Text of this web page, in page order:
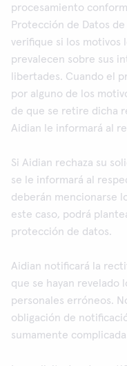
procesamiento
Protección de Datos
verifique si los motivos
prevalecen sobre sus
libertades. Cuando el
por alguno de los
de que se retire dicha
Aidian le informará al
Si Aidian rechaza su
se le informará al
deberán mencionarse
este caso, podrá
protección de datos.
Aidian notificará la
que se hayan revelado
personales erróneos.
obligación de
sumamente